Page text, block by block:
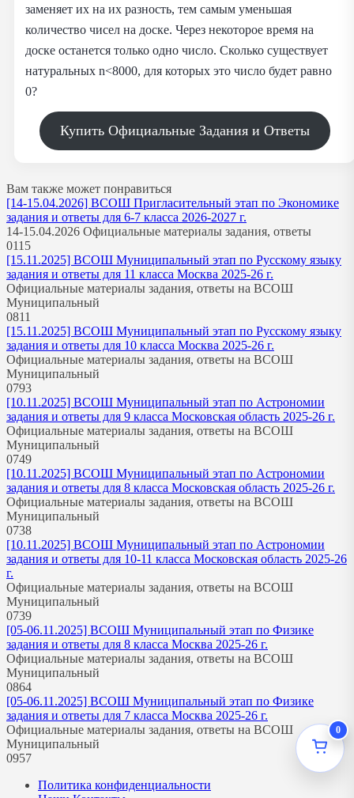
заменяет их на их разность, тем самым уменьшая
количество чисел на доске. Через некоторое время на
доске останется только одно число. Сколько существует
натуральных n<8000, для которых это число будет равно
0?
Купить Официальные Задания и Ответы
Вам также может понравиться
[14-15.04.2026] ВСОШ Пригласительный этап по Экономике
задания и ответы для 6-7 класса 2026-2027 г.
14-15.04.2026 Официальные материалы задания, ответы
0115
[15.11.2025] ВСОШ Муниципальный этап по Русскому языку
задания и ответы для 11 класса Москва 2025-26 г.
Официальные материалы задания, ответы на ВСОШ
Муниципальный
0811
[15.11.2025] ВСОШ Муниципальный этап по Русскому языку
задания и ответы для 10 класса Москва 2025-26 г.
Официальные материалы задания, ответы на ВСОШ
Муниципальный
0793
[10.11.2025] ВСОШ Муниципальный этап по Астрономии
задания и ответы для 9 класса Московская область 2025-26 г.
Официальные материалы задания, ответы на ВСОШ
Муниципальный
0749
[10.11.2025] ВСОШ Муниципальный этап по Астрономии
задания и ответы для 8 класса Московская область 2025-26 г.
Официальные материалы задания, ответы на ВСОШ
Муниципальный
0738
[10.11.2025] ВСОШ Муниципальный этап по Астрономии
задания и ответы для 10-11 класса Московская область 2025-26
г.
Официальные материалы задания, ответы на ВСОШ
Муниципальный
0739
[05-06.11.2025] ВСОШ Муниципальный этап по Физике
задания и ответы для 8 класса Москва 2025-26 г.
Официальные материалы задания, ответы на ВСОШ
Муниципальный
0864
[05-06.11.2025] ВСОШ Муниципальный этап по Физике
задания и ответы для 7 класса Москва 2025-26 г.
Официальные материалы задания, ответы на ВСОШ
Муниципальный
0957
Политика конфиденциальности
0